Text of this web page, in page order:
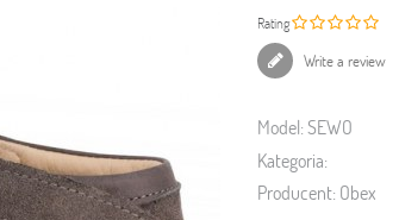
Rating
Write a review
Model:SEWO
Kategoria:
Producent: Obex